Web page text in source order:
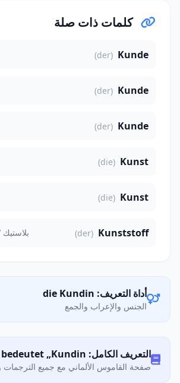
كلمات ذات صلة
Kunde
(der)
Kunde
(der)
Kunde
(der)
Kunst
(die)
Kunst
(die)
Kunststoff
(der)
أداة التعريف: die Kundin
الجنس والإعراب والجمع
التعريف الكامل: Was bedeutet „Kundin"?
صفحة القاموس الألماني مع جميع الترجمات